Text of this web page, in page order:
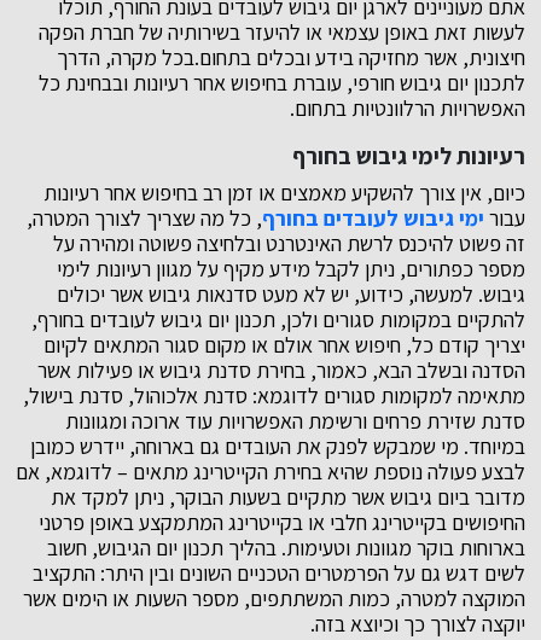
אתם מעוניינים לארגן יום גיבוש לעובדים בעונת החורף, תוכלו
לעשות זאת באופן עצמאי או להיעזר בשירותיה של חברת הפקה
חיצונית, אשר מחזיקה בידע ובכלים בתחום.בכל מקרה, הדרך
לתכנון יום גיבוש חורפי, עוברת בחיפוש אחר רעיונות ובבחינת כל
האפשרויות הרלוונטיות בתחום.
רעיונות לימי גיבוש בחורף
כיום, אין צורך להשקיע מאמצים או זמן רב בחיפוש אחר רעיונות
עבור ימי גיבוש לעובדים בחורף, כל מה שצריך לצורך המטרה,
זה פשוט להיכנס לרשת האינטרנט ובלחיצה פשוטה ומהירה על
מספר כפתורים, ניתן לקבל מידע מקיף על מגוון רעיונות לימי
גיבוש. למעשה, כידוע, יש לא מעט סדנאות גיבוש אשר יכולים
להתקיים במקומות סגורים ולכן, תכנון יום גיבוש לעובדים בחורף,
יצריך קודם כל, חיפוש אחר אולם או מקום סגור המתאים לקיום
הסדנה ובשלב הבא, כאמור, בחירת סדנת גיבוש או פעילות אשר
מתאימה למקומות סגורים לדוגמא: סדנת אלכוהול, סדנת בישול,
סדנת שזירת פרחים ורשימת האפשרויות עוד ארוכה ומגוונות
במיוחד. מי שמבקש לפנק את העובדים גם בארוחה, יידרש כמובן
לבצע פעולה נוספת שהיא בחירת הקייטרינג מתאים – לדוגמא, אם
מדובר ביום גיבוש אשר מתקיים בשעות הבוקר, ניתן למקד את
החיפושים בקייטרינג חלבי או בקייטרינג המתמקצע באופן פרטני
בארוחות בוקר מגוונות וטעימות. בהליך תכנון יום הגיבוש, חשוב
לשים דגש גם על הפרמטרים הטכניים השונים ובין היתר: התקציב
המוקצה למטרה, כמות המשתתפים, מספר השעות או הימים אשר
יוקצה לצורך כך וכיוצא בזה.